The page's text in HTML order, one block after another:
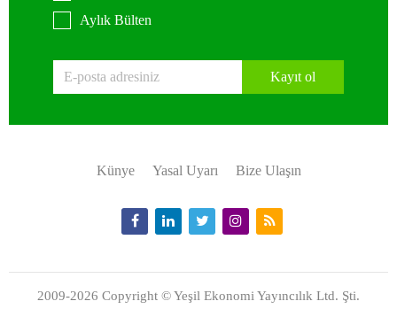
Aylık Bülten
Kayıt ol
Künye Yasal Uyarı Bize Ulaşın
2009-2026 Copyright © Yeşil Ekonomi Yayıncılık Ltd. Şti.